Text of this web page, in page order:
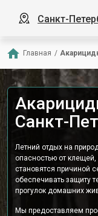
Санкт-
Главная /
Санкт-
Летний отдых на
опасностью от
становятся причиной
обеспечивать защиту
прогулок домашних
Мы предоставляем